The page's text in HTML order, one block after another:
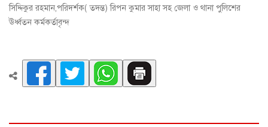
সিদ্দিকুর রহমান,পরিদর্শক( তদন্ত) রিপন কুমার সাহা সহ জেলা ও থানা পুলিশের
ঊর্ধ্বতন কর্মকর্তাবৃন্দ